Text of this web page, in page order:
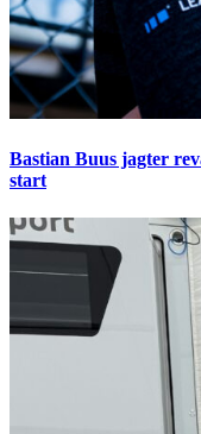
Bastian Buus jagter
start